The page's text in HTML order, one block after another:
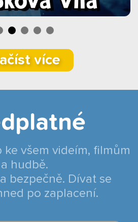
více
všem videím, filmům
a hudbě.
bezpečně. Dívat se
po zaplacení.